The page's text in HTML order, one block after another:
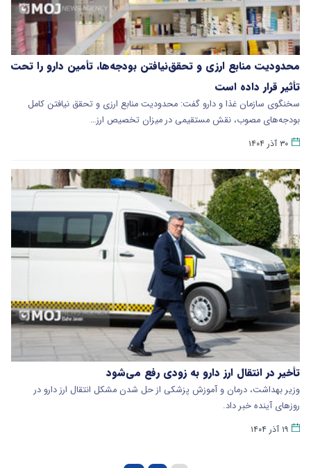
محدودیت منابع ارزی و تحقق‌نیافتن بودجه‌ها، تأمین دارو را تحت
تأثیر قرار داده است
سخنگوی سازمان غذا و دارو گفت: محدودیت منابع ارزی و تحقق نیافتن کامل
بودجه‌های مصوب، نقش مستقیمی در میزان تخصیص ارز…
۳۰ آذر ۱۴۰۴
تأخیر در انتقال ارز دارو به‌ زودی رفع می‌شود
وزیر بهداشت، درمان و آموزش پزشکی از حل شدن مشکل انتقال ارز دارو در
روزهای آینده خبر داد.
۱۹ آذر ۱۴۰۴